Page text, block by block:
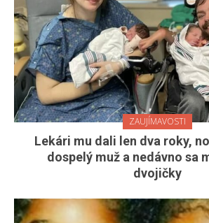
ZAUJÍMAVOSTI
Lekári mu dali len dva roky,
dospelý muž a nedávno sa
dvojičky